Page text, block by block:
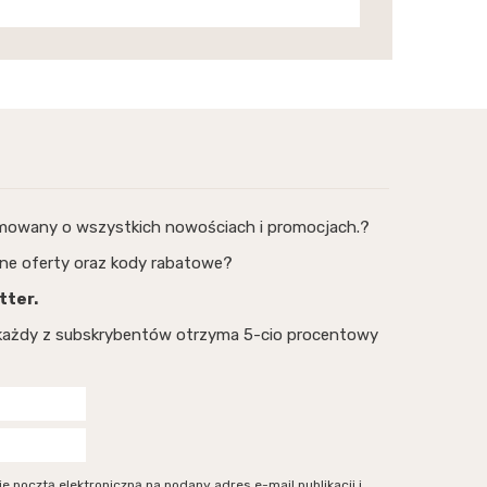
o wszystkich nowościach i promocjach.?
oferty oraz kody rabatowe?
z subskrybentów otrzyma 5-cio procentowy